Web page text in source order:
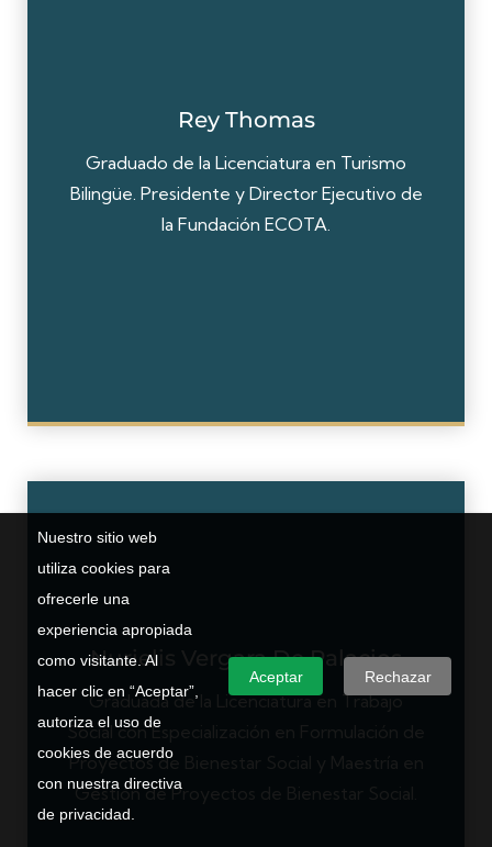
Nuestro sitio web
utiliza cookies para
ofrecerle una
experiencia apropiada
como visitante. Al
hacer clic en “Aceptar”,
autoriza el uso de
cookies de acuerdo
con nuestra directiva
de privacidad.
Aceptar Rechazar
Rey Thomas
Graduado de la Licenciatura en Turismo
Bilingüe. Presidente y Director Ejecutivo de
la Fundación ECOTA.
Nurielis Vergara De Palacios
Graduada de la Licenciatura en Trabajo
Social con Especialización en Formulación de
Proyectos de Bienestar Social y Maestría en
Gestión de Proyectos de Bienestar Social.